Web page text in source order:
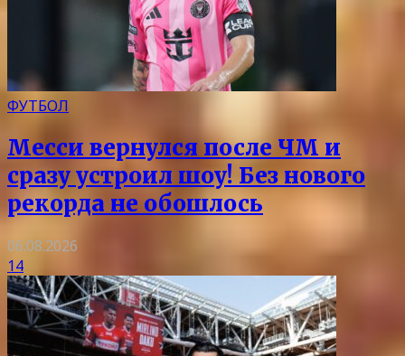
ФУТБОЛ
Месси вернулся после ЧМ и
сразу устроил шоу! Без нового
рекорда не обошлось
06.08.2026
14